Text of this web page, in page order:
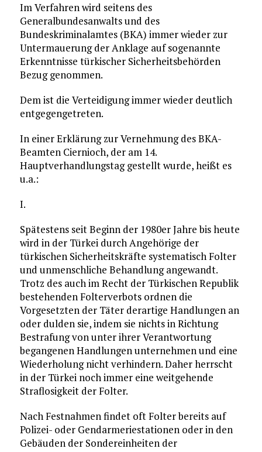
Im Verfahren wird seitens des
Generalbundesanwalts und des
Bundeskriminalamtes (BKA) immer wieder zur
Untermauerung der Anklage auf sogenannte
Erkenntnisse türkischer Sicherheitsbehörden
Bezug genommen.
Dem ist die Verteidigung immer wieder deutlich
entgegengetreten.
In einer Erklärung zur Vernehmung des BKA-
Beamten Ciernioch, der am 14.
Hauptverhandlungstag gestellt wurde, heißt es
u.a.:
I.
Spätestens seit Beginn der 1980er Jahre bis heute
wird in der Türkei durch Angehörige der
türkischen Sicherheitskräfte systematisch Folter
und unmenschliche Behandlung angewandt.
Trotz des auch im Recht der Türkischen Republik
bestehenden Folterverbots ordnen die
Vorgesetzten der Täter derartige Handlungen an
oder dulden sie, indem sie nichts in Richtung
Bestrafung von unter ihrer Verantwortung
begangenen Handlungen unternehmen und eine
Wiederholung nicht verhindern. Daher herrscht
in der Türkei noch immer eine weitgehende
Straflosigkeit der Folter.
Nach Festnahmen findet oft Folter bereits auf
Polizei- oder Gendarmeriestationen oder in den
Gebäuden der Sondereinheiten der